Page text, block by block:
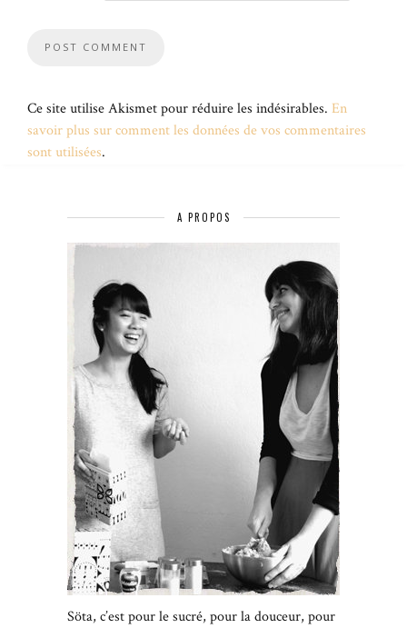
Ce site utilise Akismet pour réduire les indésirables. En
savoir plus sur comment les données de vos commentaires
sont utilisées.
A PROPOS
Söta, c’est pour le sucré, pour la douceur, pour